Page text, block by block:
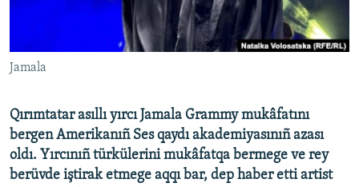
Українською
RFE/RS bütün saytları
Jamala
Qırımtatar asıllı yırcı Jamala Grammy mukâfatını
bergen Amerikanıñ Ses qaydı akademiyasınıñ azası
oldı. Yırcınıñ türkülerini mukâfatqa bermege ve rey
berüvde iştirak etmege aqqı bar, dep haber etti artist